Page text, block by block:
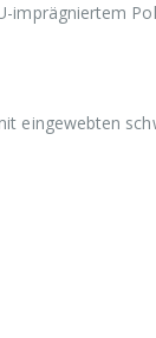
imprägniertem
eingewebten